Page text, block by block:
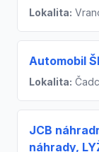
Lokalita:
Automobil
Lokalita:
JCB
náhrady,